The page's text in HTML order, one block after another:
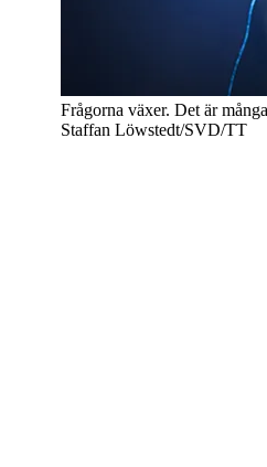
Frågorna växer. Det är
Staffan Löwstedt/SVD/TT